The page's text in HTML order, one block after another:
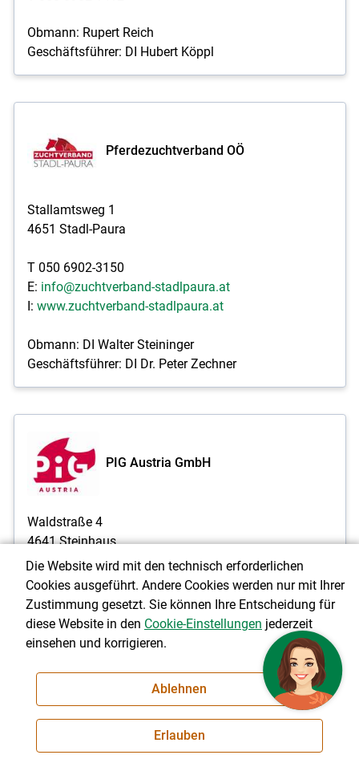
Obmann: Rupert Reich
Geschäftsführer: DI Hubert Köppl
Pferdezuchtverband OÖ
Stallamtsweg 1
4651 Stadl-Paura
T 050 6902-3150
E: info@zuchtverband-stadlpaura.at
I: www.zuchtverband-stadlpaura.at
Obmann: DI Walter Steininger
Geschäftsführer: DI Dr. Peter Zechner
PIG Austria GmbH
Waldstraße 4
4641 Steinhaus
T 07242/27884-0
E:office@pig.at
I:www.pig.at
Besamungsstation Steinhaus
Die Website wird mit den technisch erforderlichen
Cookies ausgeführt. Andere Cookies werden nur mit Ihrer
Zustimmung gesetzt. Sie können Ihre Entscheidung für
diese Website in den Cookie-Einstellungen jederzeit
einsehen und korrigieren.
Ablehnen
Erlauben